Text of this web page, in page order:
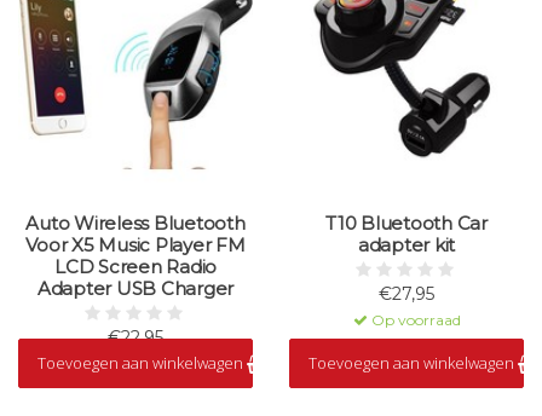
Auto Wireless Bluetooth
Voor X5 Music Player FM
LCD Screen Radio
Adapter USB Charger
€22,95
Op voorraad
Toevoegen aan winkelwagen
T10 Bluetooth Car
adapter kit
€27,95
Op voorraad
Toevoegen aan winkelwagen